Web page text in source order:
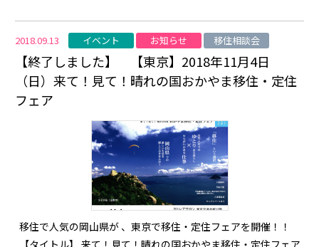
2018.09.13 イベント お知らせ 移住相談会
【終了しました】 【東京】2018年11月4日
（日）来て！見て！晴れの国おかやま移住・定住
フェア
移住で人気の岡山県が 、東京で移住・定住フェアを開催！！
【タイトル】 来て！見て！晴れの国おかやま移住・定住フェア